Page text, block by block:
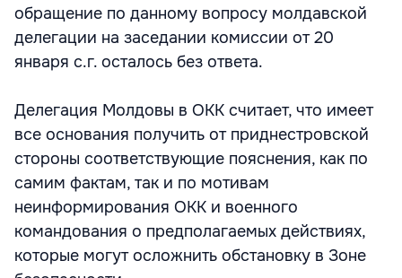
обращение по данному вопросу молдавской
делегации на заседании комиссии от 20
января с.г. осталось без ответа.
Делегация Молдовы в ОКК считает, что имеет
все основания получить от приднестровской
стороны соответствующие пояснения, как по
самим фактам, так и по мотивам
неинформирования ОКК и военного
командования о предполагаемых действиях,
которые могут осложнить обстановку в Зоне